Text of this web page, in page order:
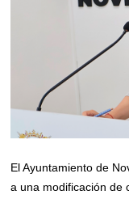
El Ayuntamiento de
a una modificación